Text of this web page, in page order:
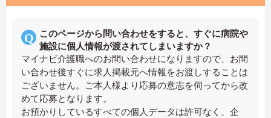
このページから問い合わせをすると、すぐに病院や
施設に個人情報が渡されてしまいますか？
マイナビ介護職へのお問い合わせになりますので、お問
い合わせ後すぐに求人掲載元へ情報をお渡しすることは
ございません。ご本人様より応募の意志を伺ってから改
めて応募となります。
お預かりしているすべての個人データは許可なく、企